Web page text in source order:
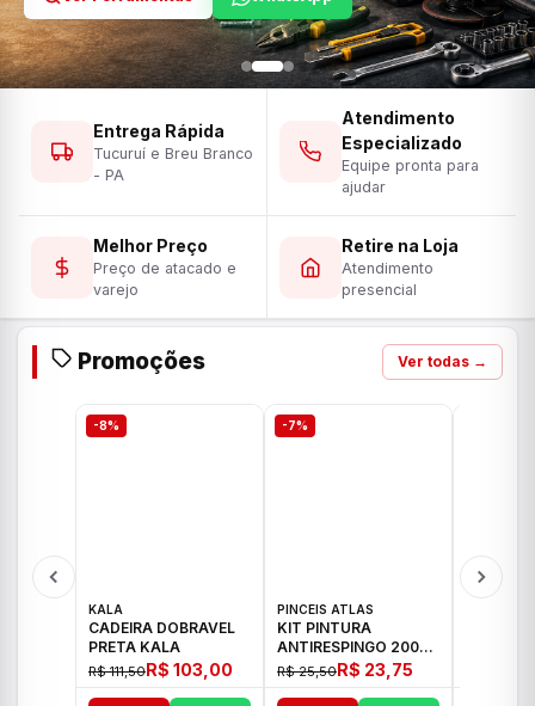
Entrega Rápida
Tucuruí e Breu Branco
- PA
Atendimento
Especializado
Equipe pronta para
ajudar
Melhor Preço
Preço de atacado e
varejo
Retire na Loja
Atendimento
presencial
Promoções Ver todas →
-8%
KALA
CADEIRA DOBRAVEL
PRETA KALA
R$ 111,50R$ 103,00
-7%
PINCEIS ATLAS
KIT PINTURA
ANTIRESPINGO 2003
ATLAS 03 PCS
R$ 25,50R$ 23,75